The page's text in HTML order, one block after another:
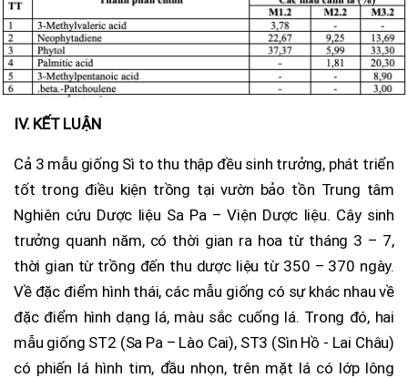
IV. KẾT LUẬN
Cả 3 mẫu giống Sì to thu thập đều sinh trưởng, phát triển
tốt trong điều kiện trồng tại vườn bảo tồn Trung tâm
Nghiên cứu Dược liệu Sa Pa – Viện Dược liệu. Cây sinh
trưởng quanh năm, có thời gian ra hoa từ tháng 3 – 7,
thời gian từ trồng đến thu dược liệu từ 350 – 370 ngày.
Về đặc điểm hình thái, các mẫu giống có sự khác nhau về
đặc điểm hình dạng lá, màu sắc cuống lá. Trong đó, hai
mẫu giống ST2 (Sa Pa – Lào Cai), ST3 (Sìn Hồ - Lai Châu)
có phiến lá hình tim, đầu nhọn, trên mặt lá có lớp lông